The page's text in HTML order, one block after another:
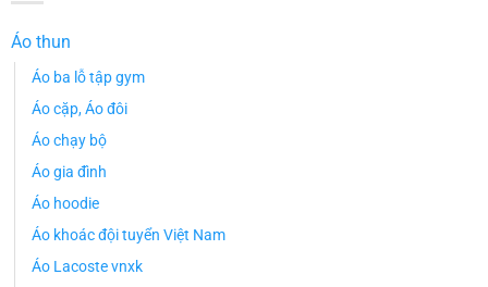
Áo thun
Áo ba lỗ tập gym
Áo cặp, Áo đôi
Áo chạy bộ
Áo gia đình
Áo hoodie
Áo khoác đội tuyển Việt Nam
Áo Lacoste vnxk